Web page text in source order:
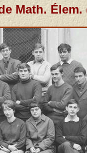
Math. Élem.